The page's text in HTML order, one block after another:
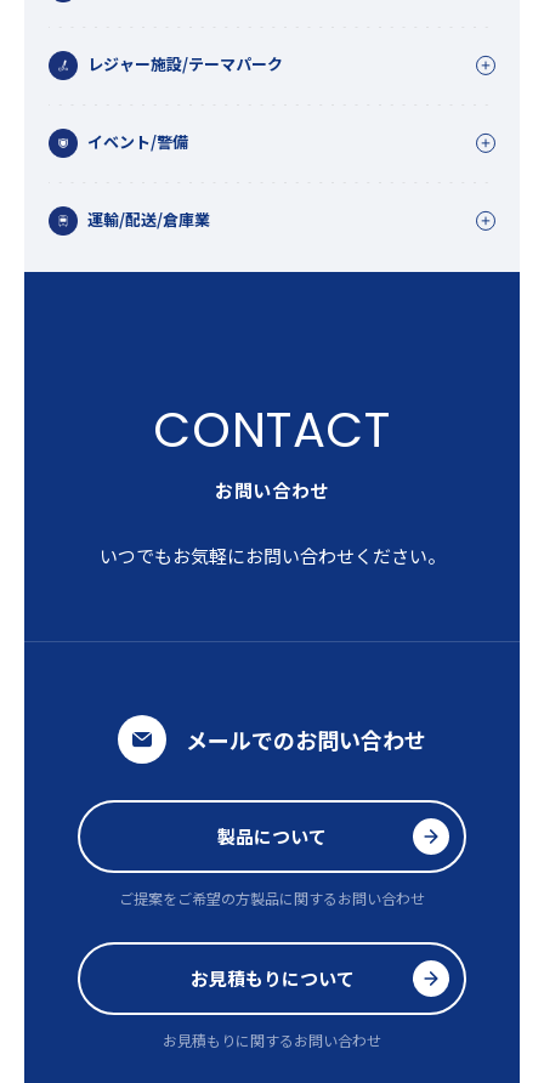
レジャー施設/テーマパーク
イベント/警備
運輸/配送/倉庫業
お問い合わせ
いつでもお気軽にお問い合わせください。
メールでのお問い合わせ
製品について
ご提案をご希望の方製品に関するお問い合わせ
お見積もりについて
お見積もりに関するお問い合わせ